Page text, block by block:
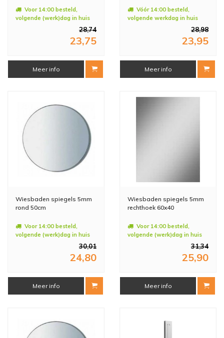
Voor 14:00 besteld,
volgende (werk)dag in huis
28,74
23,75
Meer info
Vóór 14:00 besteld,
volgende werkdag in huis
28,98
23,95
Meer info
Wiesbaden spiegels 5mm
rond 50cm
Voor 14:00 besteld,
volgende (werk)dag in huis
30,01
24,80
Meer info
Wiesbaden spiegels 5mm
rechthoek 60x40
Voor 14:00 besteld,
volgende (werk)dag in huis
31,34
25,90
Meer info